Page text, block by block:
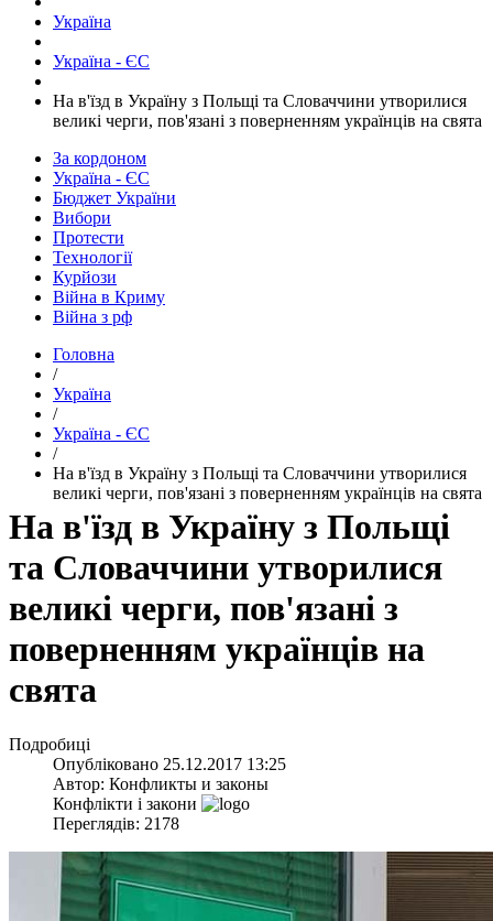
Україна
Україна - ЄС
​На в'їзд в Україну з Польщі та Словаччини утворилися
великі черги, пов'язані з поверненням українців на свята
За кордоном
Україна - ЄС
Бюджет України
Вибори
Протести
Технології
Курйози
Війна в Криму
Війна з рф
Головна
/
Україна
/
Україна - ЄС
/
​На в'їзд в Україну з Польщі та Словаччини утворилися
великі черги, пов'язані з поверненням українців на свята
​На в'їзд в Україну з Польщі
та Словаччини утворилися
великі черги, пов'язані з
поверненням українців на
свята
Подробиці
Опубліковано 25.12.2017 13:25
Автор: Конфликты и законы
Конфлікти і закони
Переглядів: 2178